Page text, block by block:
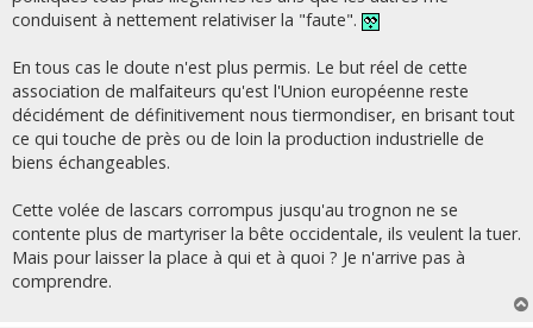
conduisent à nettement relativiser la "faute".
En tous cas le doute n'est plus permis. Le but réel de cette
association de malfaiteurs qu'est l'Union européenne reste
décidément de définitivement nous tiermondiser, en brisant tout
ce qui touche de près ou de loin la production industrielle de
biens échangeables.
Cette volée de lascars corrompus jusqu'au trognon ne se
contente plus de martyriser la bête occidentale, ils veulent la tuer.
Mais pour laisser la place à qui et à quoi ? Je n'arrive pas à
comprendre.